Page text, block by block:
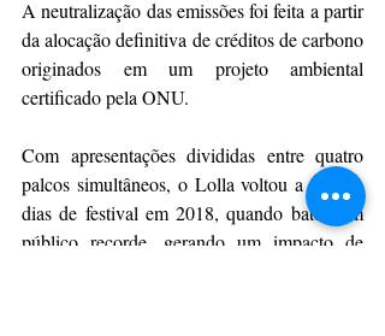
A neutralização das emissões foi feita a partir
da alocação definitiva de créditos de carbono
originados em um projeto ambiental
certificado pela ONU.
Com apresentações divididas entre quatro
palcos simultâneos, o Lolla voltou a ter três
dias de festival em 2018, quando bateu um
público recorde, gerando um impacto de